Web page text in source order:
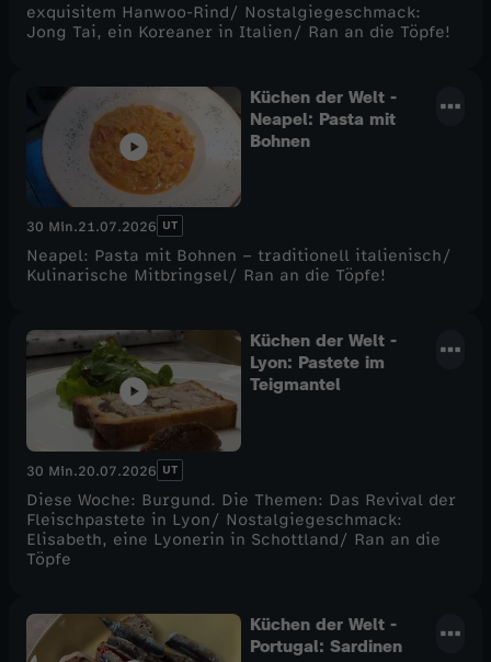
exquisitem Hanwoo-Rind/ Nostalgiegeschmack:
Jong Tai, ein Koreaner in Italien/ Ran an die Töpfe!
Küchen der Welt -
Neapel: Pasta mit
Bohnen
30 Min.21.07.2026 UT
Neapel: Pasta mit Bohnen – traditionell italienisch/
Kulinarische Mitbringsel/ Ran an die Töpfe!
Küchen der Welt -
Lyon: Pastete im
Teigmantel
30 Min.20.07.2026 UT
Diese Woche: Burgund. Die Themen: Das Revival der
Fleischpastete in Lyon/ Nostalgiegeschmack:
Elisabeth, eine Lyonerin in Schottland/ Ran an die
Töpfe
Küchen der Welt -
Portugal: Sardinen